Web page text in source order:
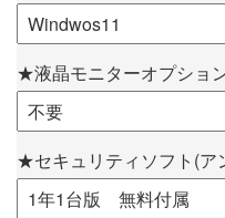
★液晶モニターオプショ
★セキュリティソフト(ア